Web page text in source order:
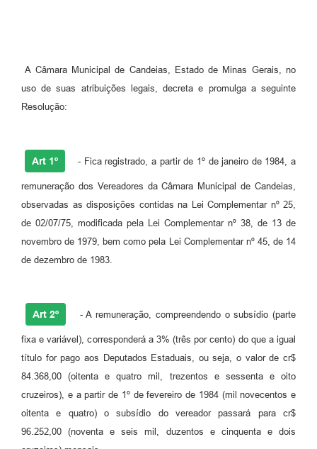
Fila de espera SUS
Prevican
Vigilância em Saúde
Plano Diretor
REMUME
Contratos
Carta de Serviços
Legislação
A Câmara Municipal de Candeias, Estado de Minas Gerais, no
uso de suas atribuições legais, decreta e promulga a seguinte
Resolução:
Art 1º - Fica registrado, a partir de 1º de janeiro de 1984, a
remuneração dos Vereadores da Câmara Municipal de Candeias,
observadas as disposições contidas na Lei Complementar nº 25,
de 02/07/75, modificada pela Lei Complementar nº 38, de 13 de
novembro de 1979, bem como pela Lei Complementar nº 45, de 14
de dezembro de 1983.
Art 2º - A remuneração, compreendendo o subsídio (parte
fixa e variável), corresponderá a 3% (três por cento) do que a igual
título for pago aos Deputados Estaduais, ou seja, o valor de cr$
84.368,00 (oitenta e quatro mil, trezentos e sessenta e oito
cruzeiros), e a partir de 1º de fevereiro de 1984 (mil novecentos e
oitenta e quatro) o subsídio do vereador passará para cr$
96.252,00 (noventa e seis mil, duzentos e cinquenta e dois